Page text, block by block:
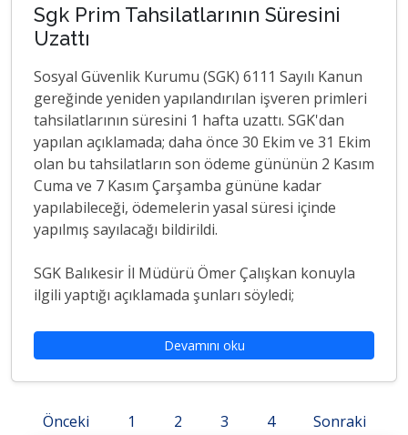
Sgk Prim Tahsilatlarının Süresini
Uzattı
Sosyal Güvenlik Kurumu (SGK) 6111 Sayılı Kanun
gereğinde yeniden yapılandırılan işveren primleri
tahsilatlarının süresini 1 hafta uzattı. SGK'dan
yapılan açıklamada; daha önce 30 Ekim ve 31 Ekim
olan bu tahsilatların son ödeme gününün 2 Kasım
Cuma ve 7 Kasım Çarşamba gününe kadar
yapılabileceği, ödemelerin yasal süresi içinde
yapılmış sayılacağı bildirildi.
SGK Balıkesir İl Müdürü Ömer Çalışkan konuyla
ilgili yaptığı açıklamada şunları söyledi;
Devamını oku
Önceki 1 2 3 4 Sonraki